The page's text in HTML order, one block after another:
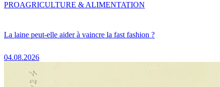
La laine peut-elle aider à vaincre la fast fashion ?
04.08.2026
PROAGRICULTURE & ALIMENTATION